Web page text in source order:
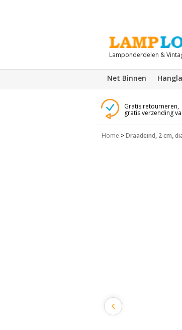
Lamponderdelen &
Net Binnen
Gratis retourneren,
gratis verzending
Home >Draadeind, 2 cm,